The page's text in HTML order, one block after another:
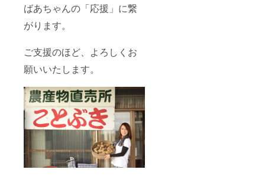
ばあちゃんの「応援」に繋
がります。
ご支援のほど、よろしくお
願いいたします。